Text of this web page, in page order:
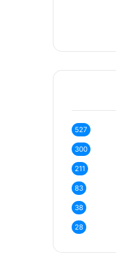
527
300
211
83
38
28